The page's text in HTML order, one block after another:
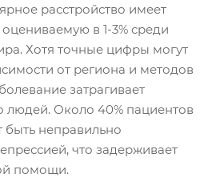
расстройство имеет
в 1-3% среди
Хотя точные цифры могут
от региона и методов
затрагивает
людей. Около 40% пациентов
быть неправильно
что задерживает
помощи.